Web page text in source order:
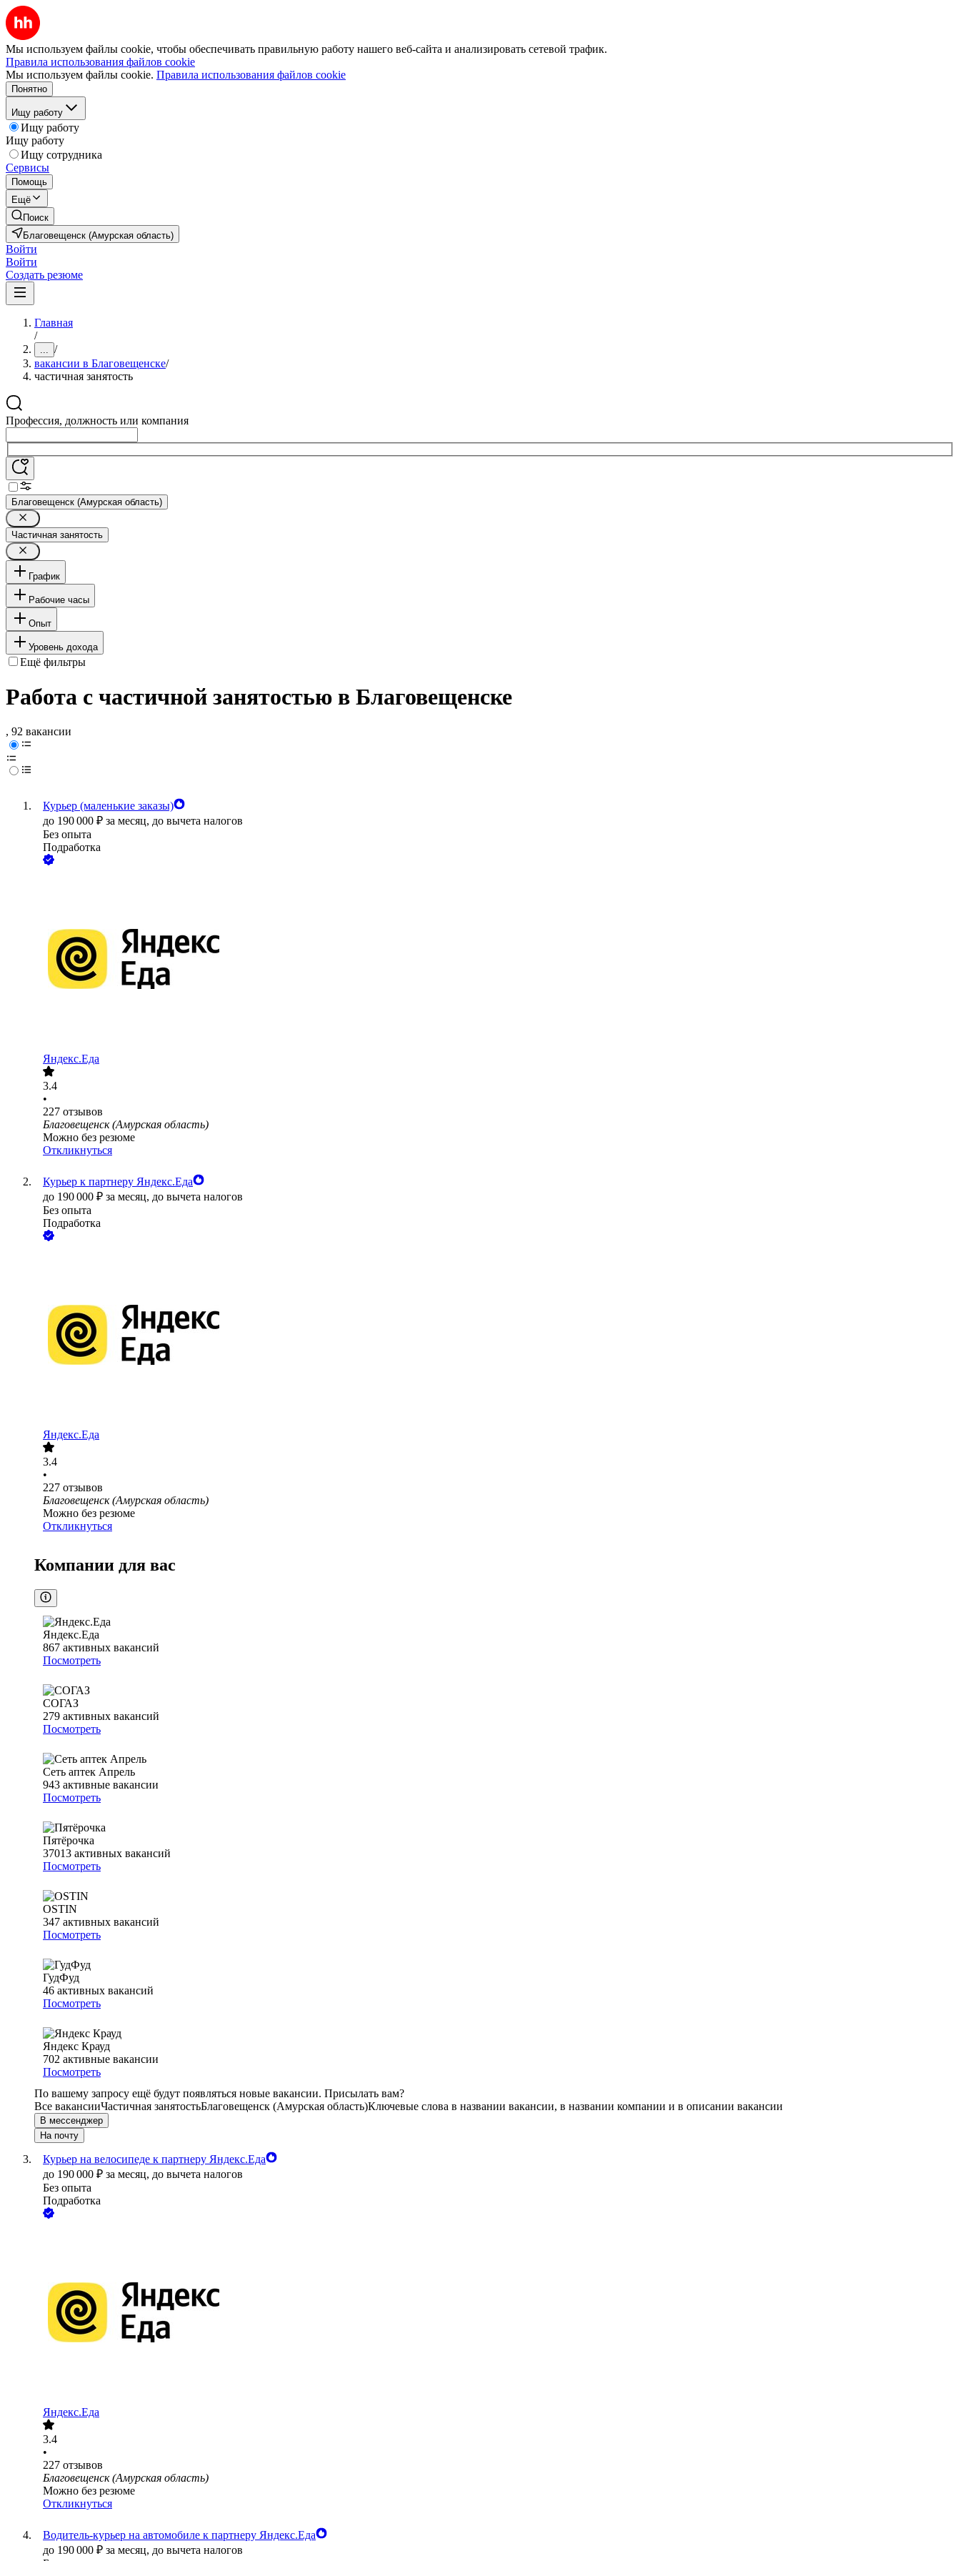
Мы используем файлы cookie, чтобы обеспечивать правильную работу нашего веб-сайта и анализировать сетевой трафик.
Правила использования файлов cookie
Мы используем файлы cookie. Правила использования файлов cookie
Понятно
Ищу работу
Ищу работу
Ищу работу
Ищу сотрудника
Сервисы
Помощь
Ещё
Поиск
Благовещенск (Амурская область)
Войти
Войти
Создать резюме
Главная
/
... /
вакансии в Благовещенске/
частичная занятость
Профессия, должность или компания
Благовещенск (Амурская область)
Частичная занятость
График
Рабочие часы
Опыт
Уровень дохода
Ещё фильтры
Работа с частичной занятостью в Благовещенске
, 92 вакансии
Курьер (маленькие заказы)
до 190 000 ₽ за месяц, до вычета налогов
Без опыта
Подработка
Яндекс.Еда
3.4
•
227 отзывов
Благовещенск (Амурская область)
Можно без резюме
Откликнуться
Курьер к партнеру Яндекс.Еда
до 190 000 ₽ за месяц, до вычета налогов
Без опыта
Подработка
Яндекс.Еда
3.4
•
227 отзывов
Благовещенск (Амурская область)
Можно без резюме
Откликнуться
Компании для вас
Яндекс.Еда
867 активных вакансий
Посмотреть
СОГАЗ
279 активных вакансий
Посмотреть
Сеть аптек Апрель
943 активные вакансии
Посмотреть
Пятёрочка
37013 активных вакансий
Посмотреть
OSTIN
347 активных вакансий
Посмотреть
ГудФуд
46 активных вакансий
Посмотреть
Яндекс Крауд
702 активные вакансии
Посмотреть
По вашему запросу ещё будут появляться новые вакансии. Присылать вам?
Все вакансииЧастичная занятостьБлаговещенск (Амурская область)Ключевые слова в названии вакансии, в названии компании и в описании вакансии
В мессенджер
На почту
Курьер на велосипеде к партнеру Яндекс.Еда
до 190 000 ₽ за месяц, до вычета налогов
Без опыта
Подработка
Яндекс.Еда
3.4
•
227 отзывов
Благовещенск (Амурская область)
Можно без резюме
Откликнуться
Водитель-курьер на автомобиле к партнеру Яндекс.Еда
до 190 000 ₽ за месяц, до вычета налогов